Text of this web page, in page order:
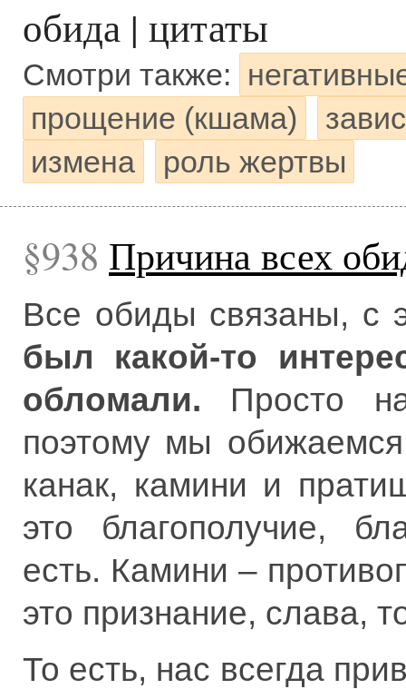
обида | цитаты
Смотри также:
прощение (кшама)
измена
роль жертвы
938 Причина всех
Все обиды связаны, с
был какой-то
обломали. Просто
поэтому мы
канак, камини и
это благополучие,
есть. Камини –
это признание, слава,
То есть, нас всегда